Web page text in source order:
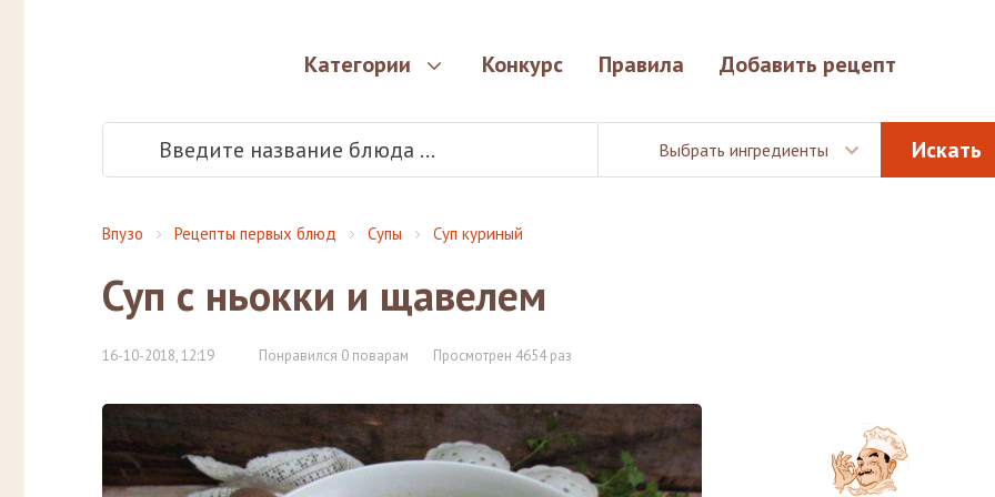
Категории Конкурс Правила Добавить рецепт
Выбрать ингредиенты
Впузо Рецепты первых блюд Супы Суп куриный
Суп с ньокки и щавелем
16-10-2018, 12:19 Понравился 0 поварам Просмотрен 4654 раз